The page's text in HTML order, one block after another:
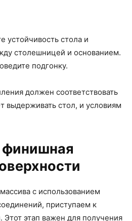
устойчивость стола и
столешницей и основанием.
подгонку.
должен соответствовать
выдерживать стол, и условиям
с использованием
приступаем к
этап важен для получения